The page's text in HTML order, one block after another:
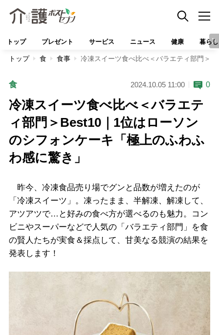
トップ プレゼント サービス ニュース 健康 暮らし
トップ 食 食事 冷凍スイーツ食べ比べ＜バラエティ部門＞
食 2024.10.05 11:00 0
冷凍スイーツ食べ比べ＜バラエテ
ィ部門＞Best10｜1位はローソン
のシフォンケーキ「極上のふわふ
わ感に驚き」
昨今、冷凍食品売り場でグンと品数が増えたのが
「冷凍スイーツ」。凍ったまま、半解凍、解凍して、
アツアツで…と好みの食べ方が選べるのも魅力。コン
ビニやスーパーなどで人気の「バラエティ部門」を食
の賢人たちが実食＆採点して、甘美なる競演の結果を
発表します！